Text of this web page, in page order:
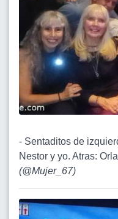
- Sentaditos de
Nestor y yo. Atras:
(@Mujer_67)